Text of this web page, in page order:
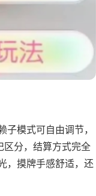
模式可自由调节，
区分，结算方式完全
，摸牌手感舒适，还